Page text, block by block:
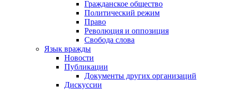
Гражданское общество
Политический режим
Право
Революция и оппозиция
Свобода слова
Язык вражды
Новости
Публикации
Документы других организаций
Дискуссии